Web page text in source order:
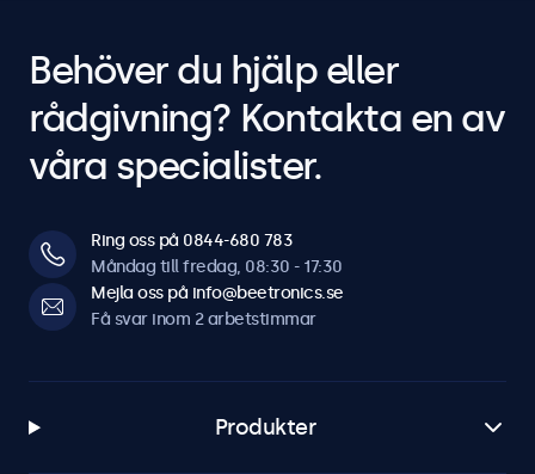
Behöver du hjälp eller
rådgivning? Kontakta en av
våra specialister.
Ring oss på 0844-680 783
Måndag till fredag, 08:30 - 17:30
Mejla oss på info@beetronics.se
Få svar inom 2 arbetstimmar
Produkter